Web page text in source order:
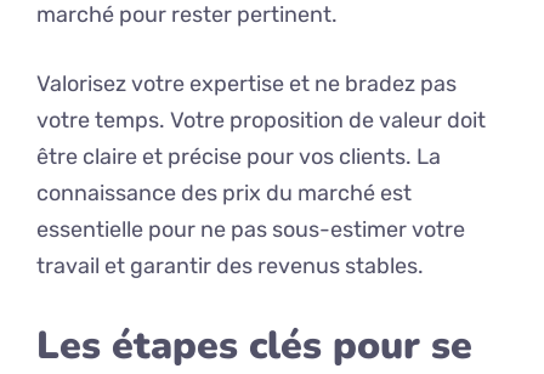
marché pour rester pertinent.
Valorisez votre expertise et ne bradez pas
votre temps. Votre proposition de valeur doit
être claire et précise pour vos clients. La
connaissance des prix du marché est
essentielle pour ne pas sous-estimer votre
travail et garantir des revenus stables.
Les étapes clés pour se